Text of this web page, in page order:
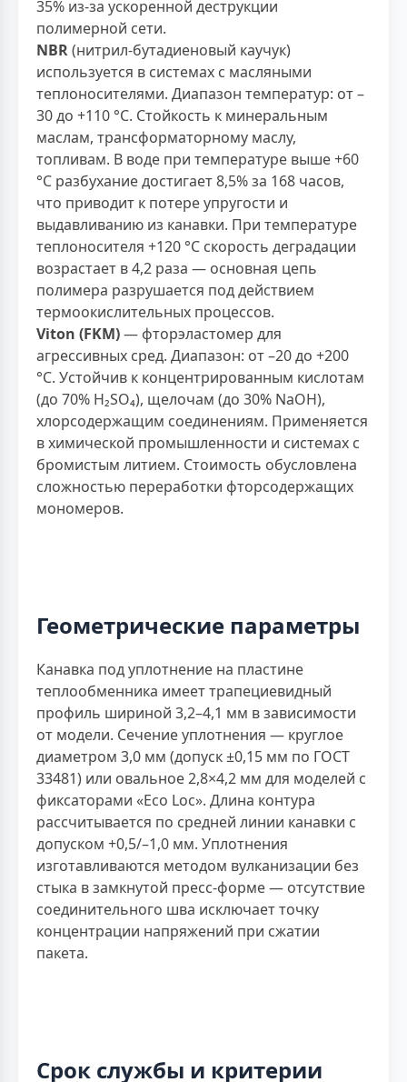
35% из-за ускоренной деструкции
полимерной сети.
NBR(нитрил-бутадиеновый каучук)
используется в системах с масляными
теплоносителями. Диапазон температур: от –
30 до +110 °С. Стойкость к минеральным
маслам, трансформаторному маслу,
топливам. В воде при температуре выше +60
°С разбухание достигает 8,5% за 168 часов,
что приводит к потере упругости и
выдавливанию из канавки. При температуре
теплоносителя +120 °С скорость деградации
возрастает в 4,2 раза — основная цепь
полимера разрушается под действием
термоокислительных процессов.
Viton (FKM)— фторэластомер для
агрессивных сред. Диапазон: от –20 до +200
°С. Устойчив к концентрированным кислотам
(до 70% H₂SO₄), щелочам (до 30% NaOH),
хлорсодержащим соединениям. Применяется
в химической промышленности и системах с
бромистым литием. Стоимость обусловлена
сложностью переработки фторсодержащих
мономеров.
Геометрические параметры
Канавка под уплотнение на пластине
теплообменника имеет трапециевидный
профиль шириной 3,2–4,1 мм в зависимости
от модели. Сечение уплотнения — круглое
диаметром 3,0 мм (допуск ±0,15 мм по ГОСТ
33481) или овальное 2,8×4,2 мм для моделей с
фиксаторами «Eco Loc». Длина контура
рассчитывается по средней линии канавки с
допуском +0,5/–1,0 мм. Уплотнения
изготавливаются методом вулканизации без
стыка в замкнутой пресс-форме — отсутствие
соединительного шва исключает точку
концентрации напряжений при сжатии
пакета.
Срок службы и критерии